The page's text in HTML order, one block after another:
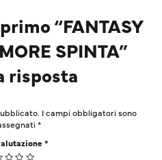
“FANTASY
SPINTA”
risposta
I campi obbligatori sono
*
*